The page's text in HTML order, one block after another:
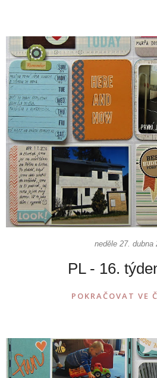
neděle 27. dubna
PL - 16.
POKRAČOVAT VE